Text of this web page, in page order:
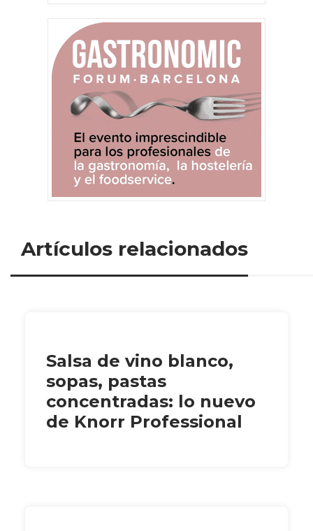
Artículos relacionados
Salsa de vino blanco,
sopas, pastas
concentradas: lo nuevo
de Knorr Professional